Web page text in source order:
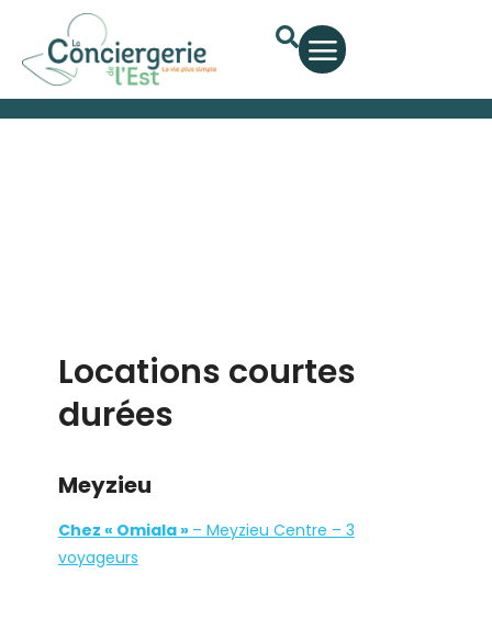
Locations courtes
durées
Meyzieu
Chez « Omiala » – Meyzieu Centre – 3
voyageurs